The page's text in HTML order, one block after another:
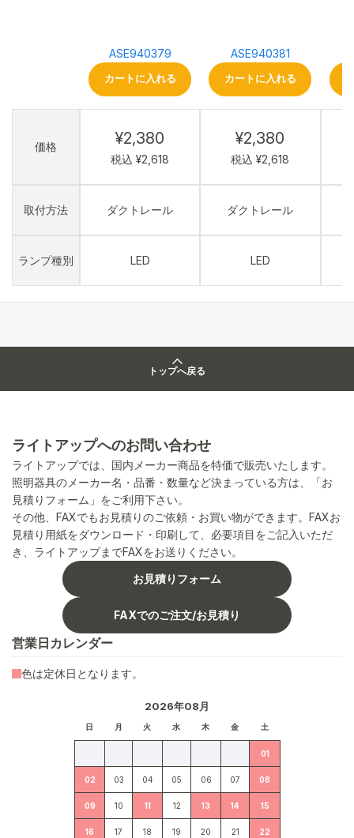
価格
取付方法
ランプ種別
ASE940379
カートに入れる
¥2,380
税込 ¥2,618
ダクトレール
LED
ASE940381
カートに入れる
¥2,380
税込 ¥2,618
ダクトレール
LED
トップへ戻る
ライトアップへのお問い合わせ
ライトアップでは、国内メーカー商品を特価で販売いたします。
照明器具のメーカー名・品番・数量など決まっている方は、「お
見積りフォーム」をご利用下さい。
その他、FAXでもお見積りのご依頼・お買い物ができます。FAXお
見積り用紙をダウンロード・印刷して、必要項目をご記入いただ
き、ライトアップまでFAXをお送りください。
お見積りフォーム
FAXでのご注文/お見積り
営業日カレンダー
2026年08月
日 月 火 水 木 金 土
01
02 03 04 05 06 07 08
09 10 11 12 13 14 15
16 17 18 19 20 21 22
色は定休日となります。